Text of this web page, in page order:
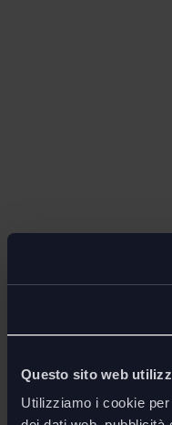
Questo sito web
Utilizziamo i cookie